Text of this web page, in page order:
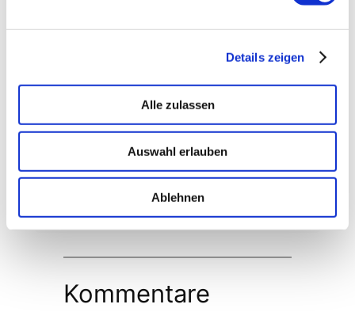
Details zeigen
Alle zulassen
Auswahl erlauben
Ablehnen
Womit können wir behilflich sein?
Abschicken
Kommentare